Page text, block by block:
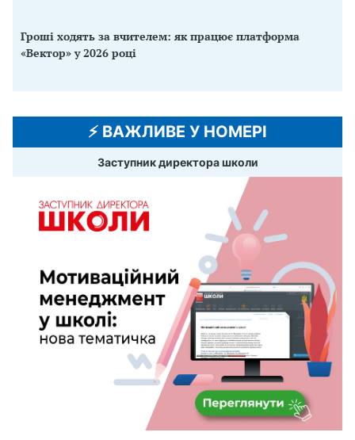
Гроші ходять за вчителем: як працює платформа
«Вектор» у 2026 році
⚡️ ВАЖЛИВЕ У НОМЕРІ
Заступник директора школи